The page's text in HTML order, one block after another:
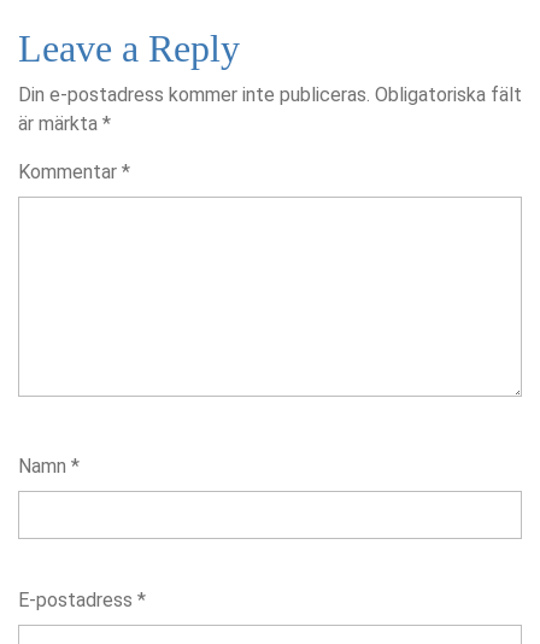
Leave a Reply
Din e-postadress kommer inte publiceras. Obligatoriska fält
är märkta *
Kommentar *
Namn *
E-postadress *